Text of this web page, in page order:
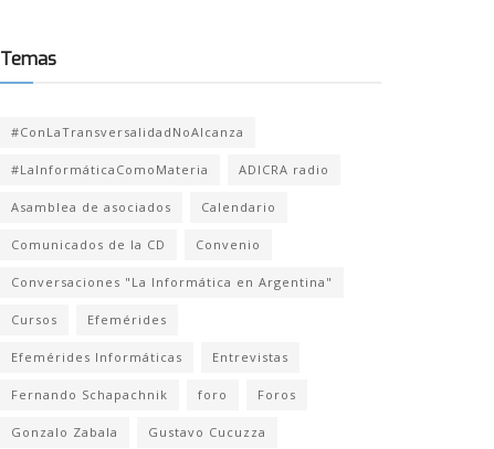
Temas
#ConLaTransversalidadNoAlcanza
#LaInformáticaComoMateria ADICRA radio
Asamblea de asociados Calendario
Comunicados de la CD Convenio
Conversaciones "La Informática en Argentina"
Cursos Efemérides
Efemérides Informáticas Entrevistas
Fernando Schapachnik foro Foros
Gonzalo Zabala Gustavo Cucuzza